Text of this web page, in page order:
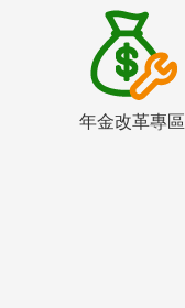
年金改革專區